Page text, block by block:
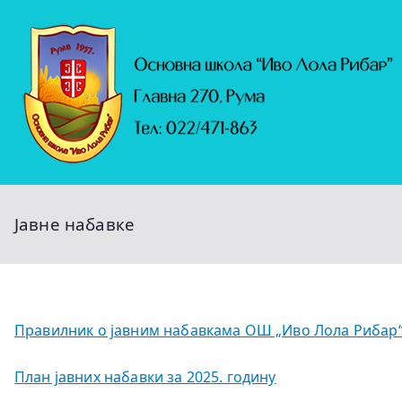
садржај
Јавне набавке
Правилник о јавним набавкама ОШ „Иво Лола
План јавних набавки за 2025. годину